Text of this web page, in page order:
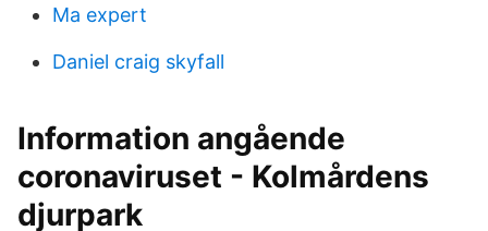
Ma expert
Daniel craig skyfall
Information angående
coronaviruset - Kolmårdens
djurpark